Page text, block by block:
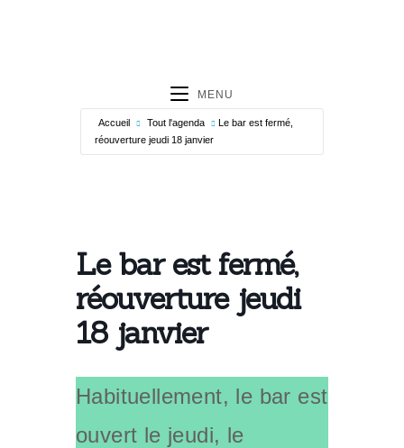
MENU
Accueil Tout l'agenda
Le bar est fermé,
réouverture jeudi 18 janvier
Le bar est fermé,
réouverture jeudi
18 janvier
Habituellement, le bar est
ouvert le jeudi, le